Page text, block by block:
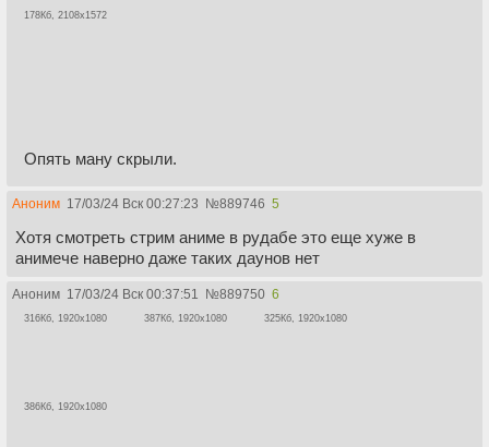
178Кб, 2108x1572
Опять ману скрыли.
Аноним 17/03/24 Вск 00:27:23 №889746 5
Хотя смотреть стрим аниме в рудабе это еще хуже в
анимече наверно даже таких даунов нет
Аноним 17/03/24 Вск 00:37:51 №889750 6
316Кб, 1920x1080 387Кб, 1920x1080 325Кб, 1920x1080
386Кб, 1920x1080